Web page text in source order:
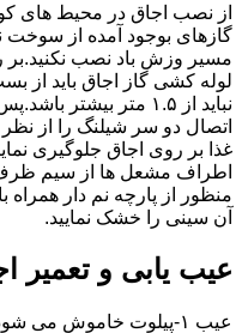
از نصب اجاق در محیط های
گازهای بوجود آمده از سوخت
مسیر وزش باد نصب
لوله کشی گاز اجاق باید از
نباید از ۱.۵ متر
اتصال دو سر شیلنگ را از
غذا بر روی اجاق جلوگیری
اطراف مشعل ها از سیم ظرف
منظور از پارچه نم دار همراه
آن سینی را خشک نمایید.
عیب یابی و تعمیر
عیب ۱-پیلوت خاموش می شود.